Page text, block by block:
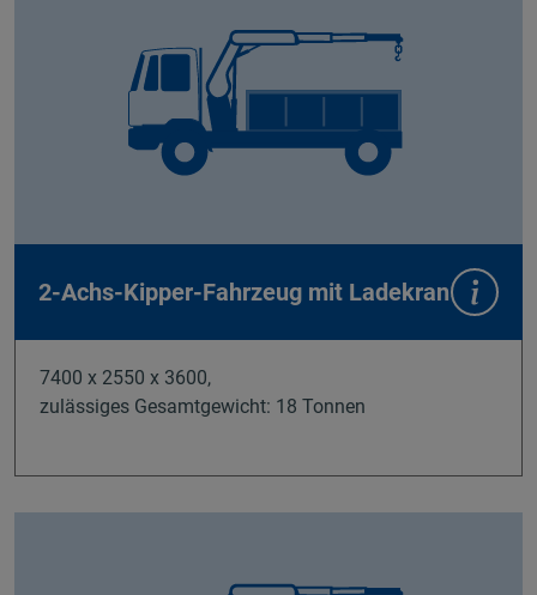
2-Achs-Kipper-Fahrzeug mit Ladekran
7400 x 2550 x 3600,
zulässiges Gesamtgewicht: 18 Tonnen